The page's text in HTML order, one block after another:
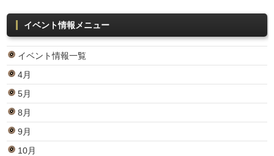
イベント情報メニュー
イベント情報一覧
4月
5月
8月
9月
10月